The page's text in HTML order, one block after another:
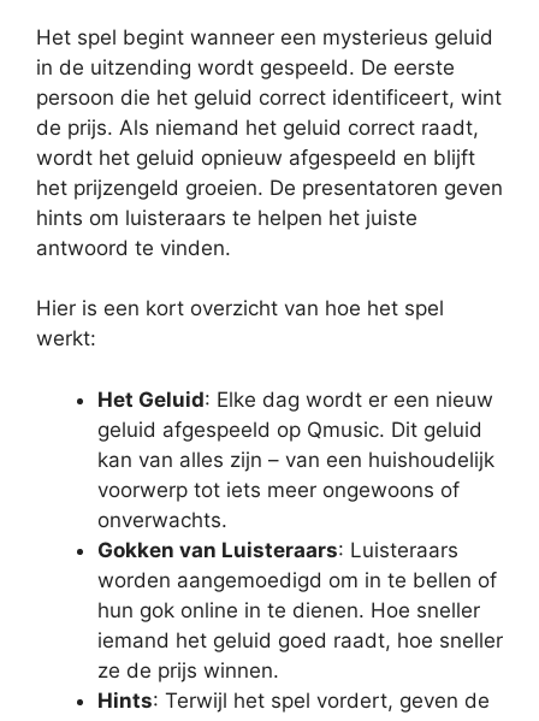
Het spel begint wanneer een mysterieus geluid
in de uitzending wordt gespeeld. De eerste
persoon die het geluid correct identificeert, wint
de prijs. Als niemand het geluid correct raadt,
wordt het geluid opnieuw afgespeeld en blijft
het prijzengeld groeien. De presentatoren geven
hints om luisteraars te helpen het juiste
antwoord te vinden.
Hier is een kort overzicht van hoe het spel
werkt:
Het Geluid: Elke dag wordt er een nieuw
geluid afgespeeld op Qmusic. Dit geluid
kan van alles zijn – van een huishoudelijk
voorwerp tot iets meer ongewoons of
onverwachts.
Gokken van Luisteraars: Luisteraars
worden aangemoedigd om in te bellen of
hun gok online in te dienen. Hoe sneller
iemand het geluid goed raadt, hoe sneller
ze de prijs winnen.
Hints: Terwijl het spel vordert, geven de